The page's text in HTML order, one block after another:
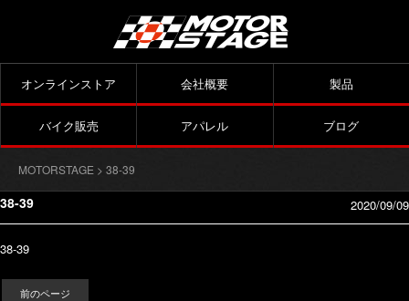
オンラインストア 会社概要 製品
バイク販売 アパレル ブログ
MOTORSTAGE > 38-39
38-39 2020/09/09
38-39
前のページ